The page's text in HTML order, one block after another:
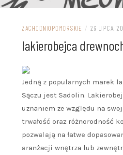
ZACHODNIOPOMORSKIE / 26 LIPCA,
lakierobejca
Jedną z popularnych marek
Sączu jest Sadolin.
uznaniem ze względu na
trwałość oraz różnorodność
pozwalają na łatwe
aranżacji wnętrza lub